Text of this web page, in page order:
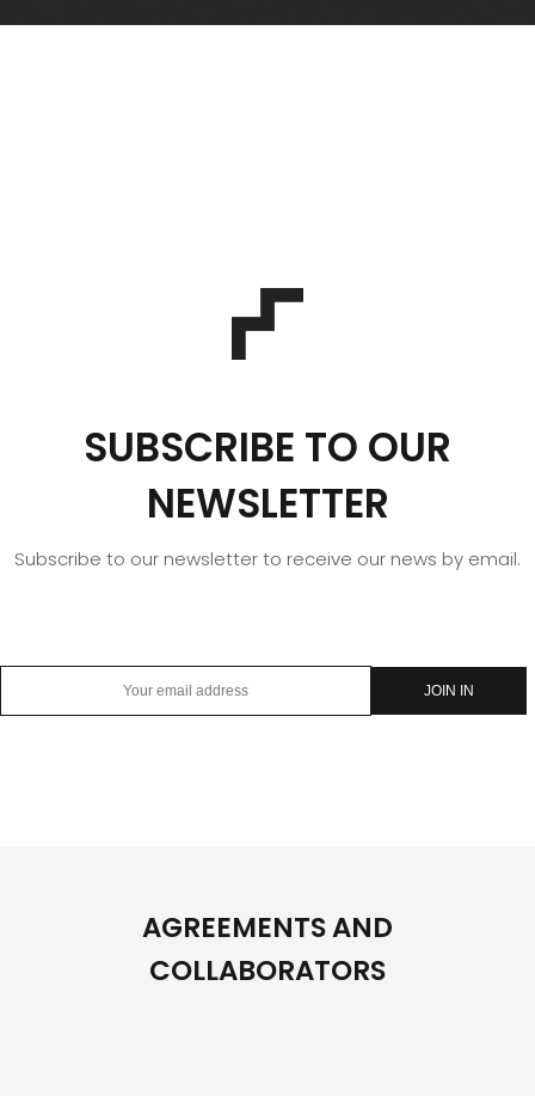
SUBSCRIBE TO OUR
NEWSLETTER
Subscribe to our newsletter to receive our news by email.
AGREEMENTS AND
COLLABORATORS